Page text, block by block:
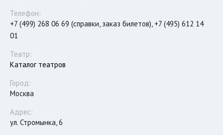
Телефон:
+7 (499) 268 06 69 (справки, заказ билетов), +7 (495) 612 14
01
Театр:
Каталог театров
Город:
Москва
Адрес:
ул. Стромынка, 6